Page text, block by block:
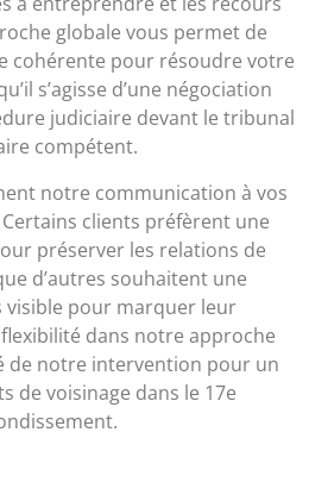
globale vous permet de
cohérente pour résoudre votre
s’agisse d’une négociation
judiciaire devant le tribunal
compétent.
notre communication à vos
clients préfèrent une
préserver les relations de
d’autres souhaitent une
pour marquer leur
dans notre approche
de notre intervention pour un
de voisinage dans le 17e